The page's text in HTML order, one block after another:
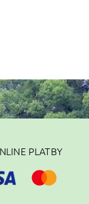
PLATBY